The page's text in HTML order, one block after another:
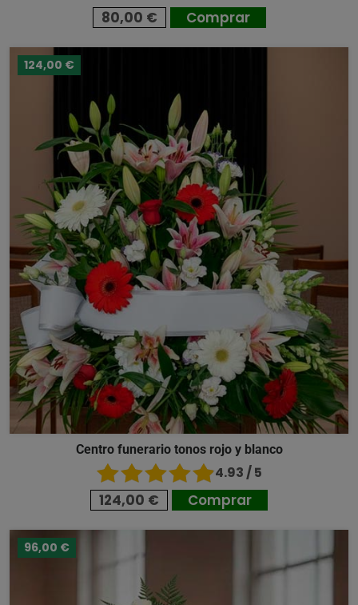
80,00 € Comprar
124,00 €
Centro funerario tonos rojo y blanco
4.93 / 5
124,00 € Comprar
96,00 €